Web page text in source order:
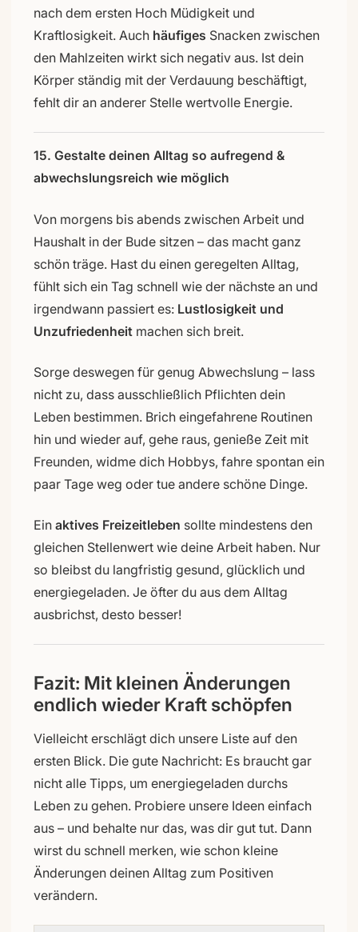
nach dem ersten Hoch Müdigkeit und
Kraftlosigkeit. Auch häufiges Snacken zwischen
den Mahlzeiten wirkt sich negativ aus. Ist dein
Körper ständig mit der Verdauung beschäftigt,
fehlt dir an anderer Stelle wertvolle Energie.
15. Gestalte deinen Alltag so aufregend &
abwechslungsreich wie möglich
Von morgens bis abends zwischen Arbeit und
Haushalt in der Bude sitzen – das macht ganz
schön träge. Hast du einen geregelten Alltag,
fühlt sich ein Tag schnell wie der nächste an und
irgendwann passiert es: Lustlosigkeit und
Unzufriedenheit machen sich breit.
Sorge deswegen für genug Abwechslung – lass
nicht zu, dass ausschließlich Pflichten dein
Leben bestimmen. Brich eingefahrene Routinen
hin und wieder auf, gehe raus, genieße Zeit mit
Freunden, widme dich Hobbys, fahre spontan ein
paar Tage weg oder tue andere schöne Dinge.
Ein aktives Freizeitleben sollte mindestens den
gleichen Stellenwert wie deine Arbeit haben. Nur
so bleibst du langfristig gesund, glücklich und
energiegeladen. Je öfter du aus dem Alltag
ausbrichst, desto besser!
Fazit: Mit kleinen Änderungen
endlich wieder Kraft schöpfen
Vielleicht erschlägt dich unsere Liste auf den
ersten Blick. Die gute Nachricht: Es braucht gar
nicht alle Tipps, um energiegeladen durchs
Leben zu gehen. Probiere unsere Ideen einfach
aus – und behalte nur das, was dir gut tut. Dann
wirst du schnell merken, wie schon kleine
Änderungen deinen Alltag zum Positiven
verändern.